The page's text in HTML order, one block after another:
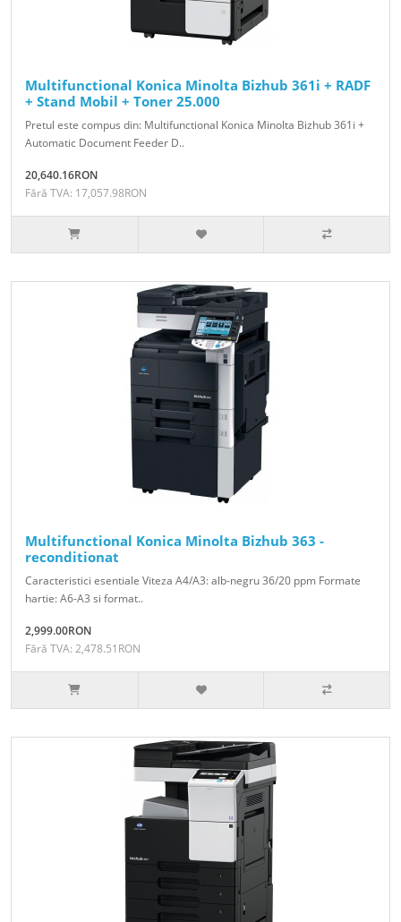
Multifunctional Konica Minolta Bizhub 361i + RADF
+ Stand Mobil + Toner 25.000
Pretul este compus din: Multifunctional Konica Minolta Bizhub 361i +
Automatic Document Feeder D..
20,640.16RON
Fără TVA: 17,057.98RON
Multifunctional Konica Minolta Bizhub 363 -
reconditionat
Caracteristici esentiale Viteza A4/A3: alb-negru 36/20 ppm Formate
hartie: A6-A3 si format..
2,999.00RON
Fără TVA: 2,478.51RON